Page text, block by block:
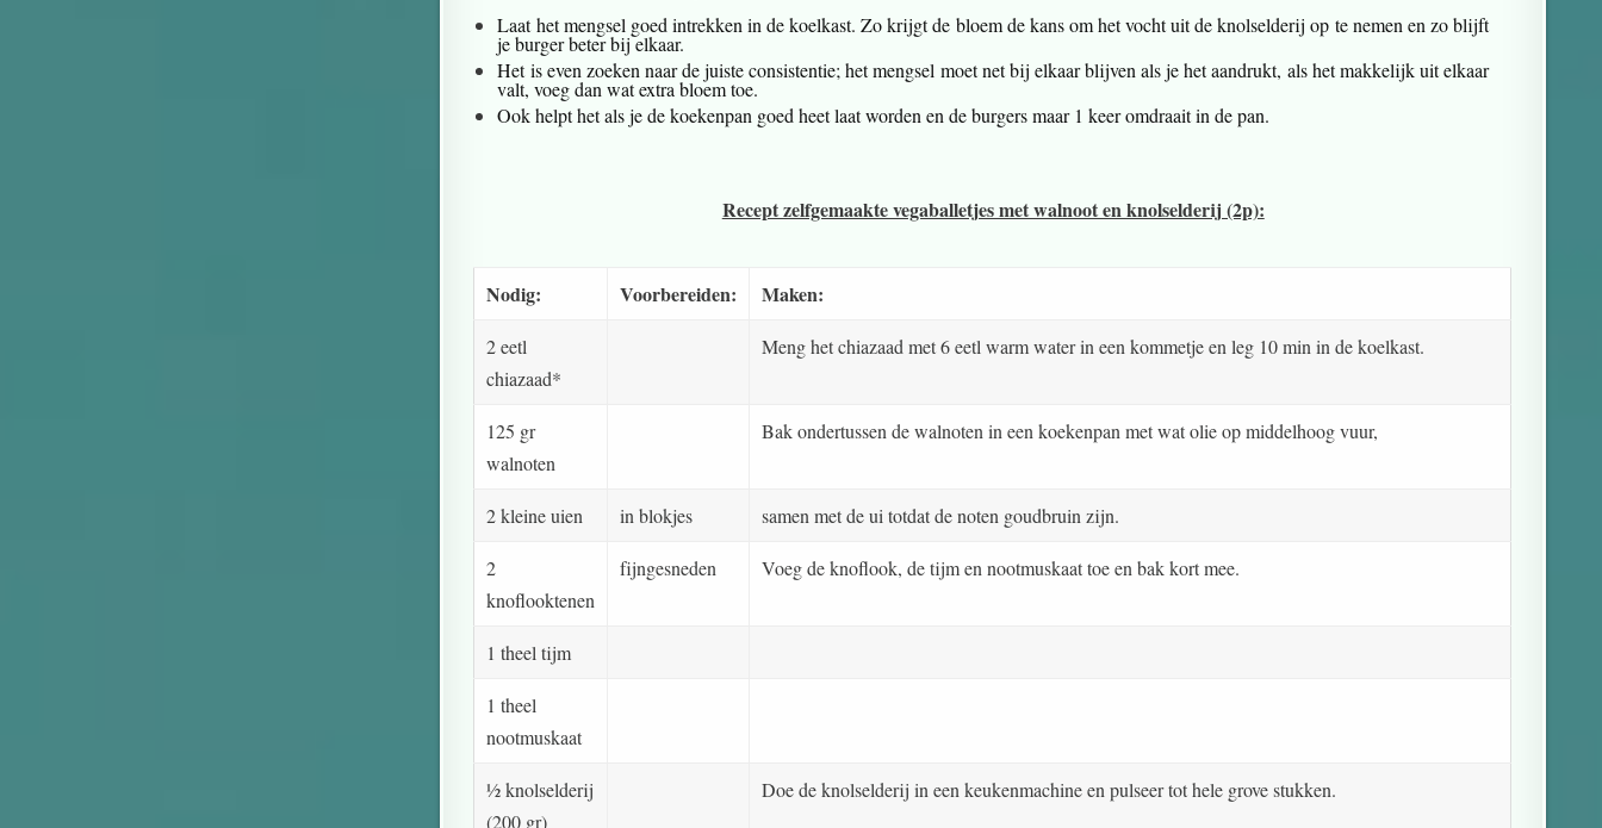
Laat het mengsel goed intrekken in de koelkast. Zo krijgt de bloem de kans om het vocht uit de knolselderij op te nemen en zo blijft
je burger beter bij elkaar.
Het is even zoeken naar de juiste consistentie; het mengsel moet net bij elkaar blijven als je het aandrukt, als het makkelijk uit elkaar
valt, voeg dan wat extra bloem toe.
Ook helpt het als je de koekenpan goed heet laat worden en de burgers maar 1 keer omdraait in de pan.
Recept zelfgemaakte vegaballetjes met walnoot en knolselderij (2p):
Nodig: Voorbereiden: Maken:
2 eetl
chiazaad*
Meng het chiazaad met 6 eetl warm water in een kommetje en leg 10 min in de koelkast.
125 gr
walnoten
Bak ondertussen de walnoten in een koekenpan met wat olie op middelhoog vuur,
2 kleine uien in blokjes samen met de ui totdat de noten goudbruin zijn.
2
knoflooktenen
fijngesneden Voeg de knoflook, de tijm en nootmuskaat toe en bak kort mee.
1 theel tijm
1 theel
nootmuskaat
½ knolselderij
(200 gr)
Doe de knolselderij in een keukenmachine en pulseer tot hele grove stukken.